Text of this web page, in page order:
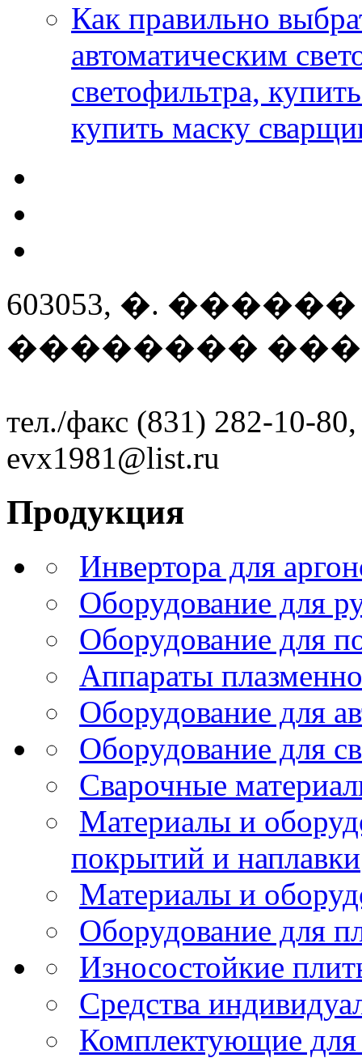
Как правильно
автоматическим
светофильтра,
купить маску
603053, �.
��������
тел./факс (831) 282-10-
evx1981@list.ru
Продукция
Инвертора для
Оборудование для
Оборудование для
Аппараты
Оборудование для
Оборудование для
Сварочные
Материалы и
покрытий и наплавки
Материалы и
Оборудование для
Износостойкие
Средства
Комплектующие для